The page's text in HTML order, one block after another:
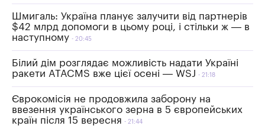
Шмигаль: Україна планує залучити від партнерів
$42 млрд допомоги в цьому році, і стільки ж — в
наступному
20:45
Білий дім розглядає можливість надати Україні
ракети ATACMS вже цієї осені — WSJ
21:18
Єврокомісія не продовжила заборону на
ввезення українського зерна в 5 європейських
країн після 15 вересня
21:44